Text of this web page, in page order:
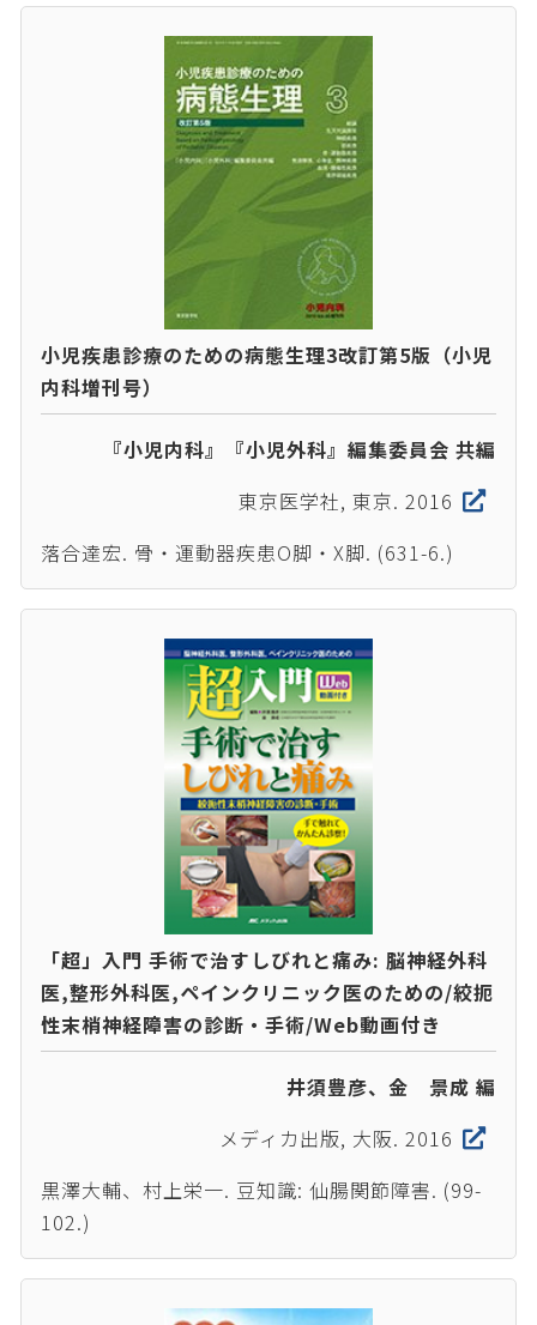
小児疾患診療のための病態生理3改訂第5版（小児
内科増刊号）
『小児内科』『小児外科』編集委員会 共編
東京医学社, 東京. 2016
落合達宏. 骨・運動器疾患O脚・X脚. (631-6.)
「超」入門 手術で治すしびれと痛み: 脳神経外科
医,整形外科医,ペインクリニック医のための/絞扼
性末梢神経障害の診断・手術/Web動画付き
井須豊彦、金 景成 編
メディカ出版, 大阪. 2016
黒澤大輔、村上栄一. 豆知識: 仙腸関節障害. (99-
102.)